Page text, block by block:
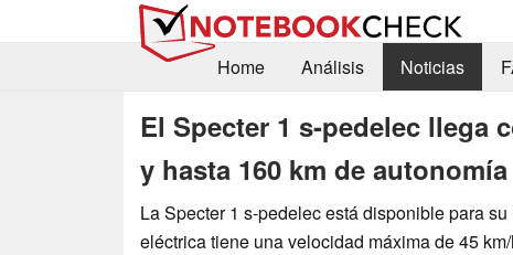
Home
Análisis Noticias
El Specter 1 s-pedelec llega
y hasta 160 km de autonomía
La Specter 1 s-pedelec está disponible para
eléctrica tiene una velocidad máxima de 45